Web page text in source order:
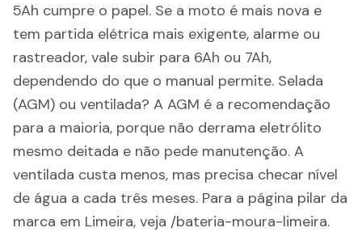
5Ah cumpre o papel. Se a moto é mais nova e
tem partida elétrica mais exigente, alarme ou
rastreador, vale subir para 6Ah ou 7Ah,
dependendo do que o manual permite. Selada
(AGM) ou ventilada? A AGM é a recomendação
para a maioria, porque não derrama eletrólito
mesmo deitada e não pede manutenção. A
ventilada custa menos, mas precisa checar nível
de água a cada três meses. Para a página pilar da
marca em Limeira, veja /bateria-moura-limeira.